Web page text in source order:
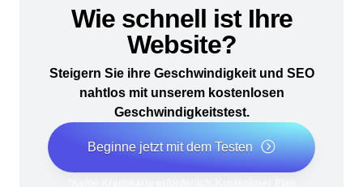
Wie schnell ist Ihre
Website?
Steigern Sie ihre Geschwindigkeit und SEO
nahtlos mit unserem kostenlosen
Geschwindigkeitstest.
Beginne jetzt mit dem Testen